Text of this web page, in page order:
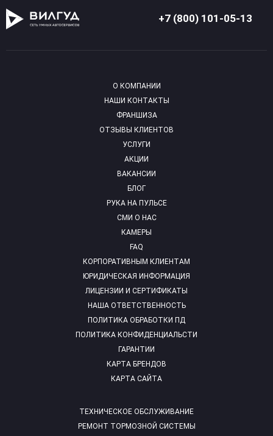
+7 (800) 101-05-13
О КОМПАНИИ
НАШИ КОНТАКТЫ
ФРАНШИЗА
ОТЗЫВЫ КЛИЕНТОВ
УСЛУГИ
АКЦИИ
ВАКАНСИИ
БЛОГ
РУКА НА ПУЛЬСЕ
СМИ О НАС
КАМЕРЫ
FAQ
ТЕХНИЧЕСКОЕ ОБСЛУЖИВАНИЕ
РЕМОНТ ТОРМОЗНОЙ СИСТЕМЫ
КОРПОРАТИВНЫМ КЛИЕНТАМ
ЮРИДИЧЕСКАЯ ИНФОРМАЦИЯ
ЛИЦЕНЗИИ И СЕРТИФИКАТЫ
НАША ОТВЕТСТВЕННОСТЬ
ПОЛИТИКА ОБРАБОТКИ ПД
ПОЛИТИКА КОНФИДЕНЦИАЛЬСТИ
ГАРАНТИИ
КАРТА БРЕНДОВ
КАРТА САЙТА